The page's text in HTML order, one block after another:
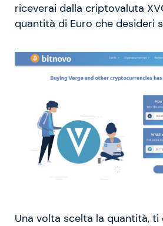
riceverai dalla criptovaluta
quantità di Euro che desideri
Una volta scelta la quantità, ti